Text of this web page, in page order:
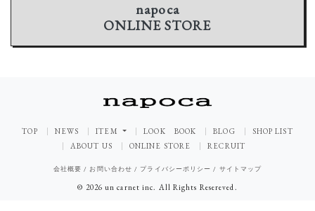
napoca
ONLINE STORE
TOP NEWS ITEM LOOK BOOK BLOG
SHOP LIST
ABOUT US
ONLINE STORE RECRUIT
会社概要 /お問い合わせ / プライバシーポリシー / サイトマップ
© 2026 un carnet inc. All Rights Resereved.